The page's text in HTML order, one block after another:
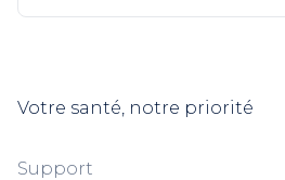
Votre santé, notre priorité
Support